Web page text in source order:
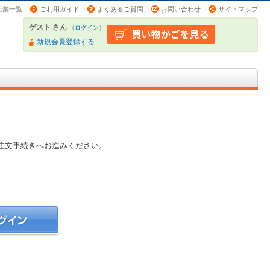
舗一覧 ご利用ガイド よくあるご質問 お問い合わせ サイトマップ
ゲスト さん （ログイン）
新規会員登録する
手続きへお進みください。